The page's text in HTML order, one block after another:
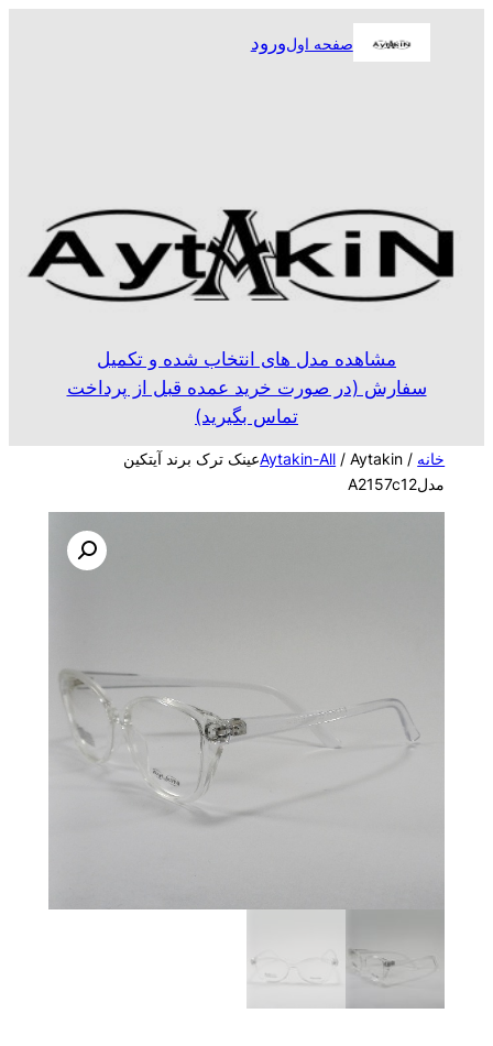
صفحه اولورود
مشاهده مدل های انتخاب شده و تکمیل
سفارش (در صورت خرید عمده قبل از پرداخت
تماس بگیرید)
خانه /
Aytakin-All/ Aytakinعینک ترک برند آیتکین
مدلA2157c12